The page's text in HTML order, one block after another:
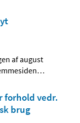
af august
…
forhold vedr.
brug